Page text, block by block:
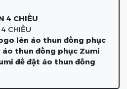
4 CHIỀU
CHIỀU
lên áo thun đồng phục
thun đồng phục Zumi
để đặt áo thun đồng